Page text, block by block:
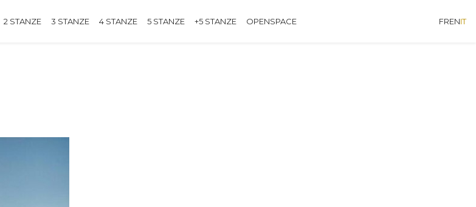
2 STANZE 3 STANZE 4 STANZE 5 STANZE +5 STANZE OPENSPACE FRENIT